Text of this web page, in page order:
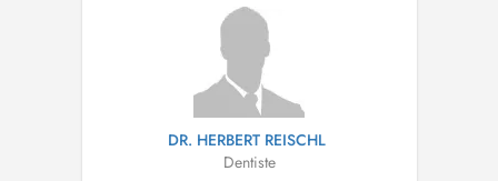
DR. HERBERT REISCHL
Dentiste